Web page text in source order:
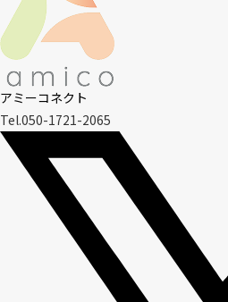
アミーコネクト
Tel.050-1721-2065